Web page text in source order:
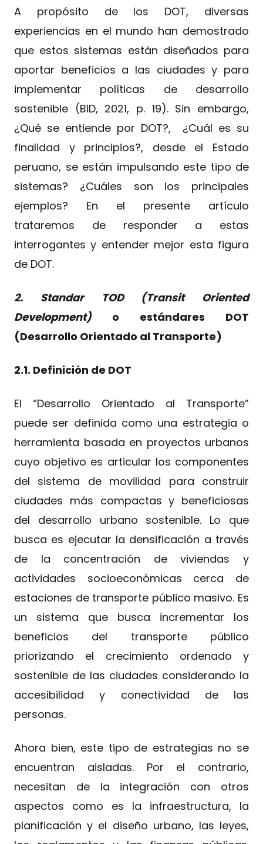
A propósito de los DOT, diversas
experiencias en el mundo han demostrado
que estos sistemas están diseñados para
aportar beneficios a las ciudades y para
implementar políticas de desarrollo
sostenible (BID, 2021, p. 19). Sin embargo,
¿Qué se entiende por DOT?, ¿Cuál es su
finalidad y principios?, desde el Estado
peruano, se están impulsando este tipo de
sistemas? ¿Cuáles son los principales
ejemplos? En el presente artículo
trataremos de responder a estas
interrogantes y entender mejor esta figura
de DOT.
2. Standar TOD (Transit Oriented
Development)o estándares DOT
(Desarrollo Orientado al Transporte)
2.1. Definición de DOT
El “Desarrollo Orientado al Transporte”
puede ser definida como una estrategia o
herramienta basada en proyectos urbanos
cuyo objetivo es articular los componentes
del sistema de movilidad para construir
ciudades más compactas y beneficiosas
del desarrollo urbano sostenible. Lo que
busca es ejecutar la densificación a través
de la concentración de viviendas y
actividades socioeconómicas cerca de
estaciones de transporte público masivo. Es
un sistema que busca incrementar los
beneficios del transporte público
priorizando el crecimiento ordenado y
sostenible de las ciudades considerando la
accesibilidad y conectividad de las
personas.
Ahora bien, este tipo de estrategias no se
encuentran aisladas. Por el contrario,
necesitan de la integración con otros
aspectos como es la infraestructura, la
planificación y el diseño urbano, las leyes,